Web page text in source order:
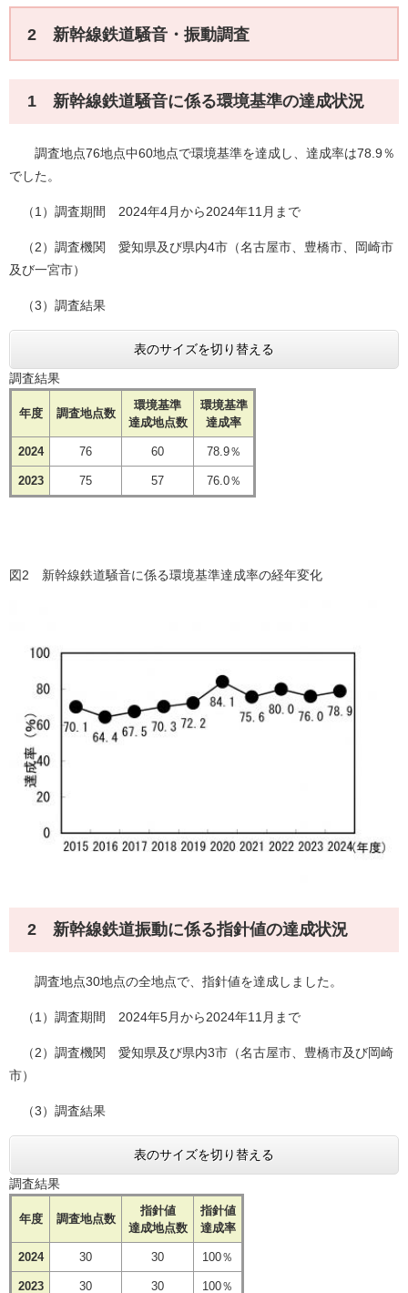
2 新幹線鉄道騒音・振動調査
1 新幹線鉄道騒音に係る環境基準の達成状況
調査地点76地点中60地点で環境基準を達成し、達成率は78.9％
でした。
（1）調査期間 2024年4月から2024年11月まで
（2）調査機関 愛知県及び県内4市（名古屋市、豊橋市、岡崎市
及び一宮市）
（3）調査結果
表のサイズを切り替える
調査結果
年度 調査地点数
環境基準
達成地点数
環境基準
達成率
2024 76 60 78.9％
2023 75 57 76.0％
図2 新幹線鉄道騒音に係る環境基準達成率の経年変化
2 新幹線鉄道振動に係る指針値の達成状況
調査地点30地点の全地点で、指針値を達成しました。
（1）調査期間 2024年5月から2024年11月まで
（2）調査機関 愛知県及び県内3市（名古屋市、豊橋市及び岡崎
市）
（3）調査結果
表のサイズを切り替える
調査結果
年度 調査地点数
指針値
達成地点数
指針値
達成率
2024 30 30 100％
2023 30 30 100％